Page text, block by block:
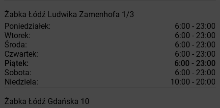
Żabka Łódź Ludwika Zamenhofa 1/3
Poniedziałek:
6:00 - 23:00
Wtorek:
6:00 - 23:00
Środa:
6:00 - 23:00
Czwartek:
6:00 - 23:00
Piątek:
6:00 - 23:00
Sobota:
6:00 - 23:00
Niedziela:
10:00 - 20:00
Żabka Łódź Gdańska 10